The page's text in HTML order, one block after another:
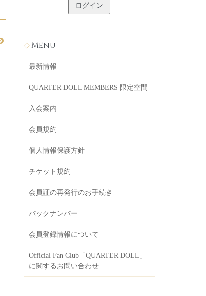
Menu
最新情報
QUARTER DOLL MEMBERS 限定空間
入会案内
会員規約
個人情報保護方針
チケット規約
会員証の再発行のお手続き
バックナンバー
会員登録情報について
Official Fan Club「QUARTER DOLL」
に関するお問い合わせ